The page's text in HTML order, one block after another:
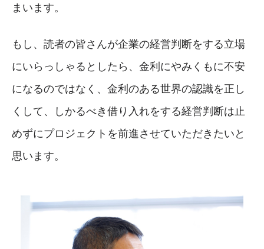
まいます。
もし、読者の皆さんが企業の経営判断をする立場
にいらっしゃるとしたら、金利にやみくもに不安
になるのではなく、金利のある世界の認識を正し
くして、しかるべき借り入れをする経営判断は止
めずにプロジェクトを前進させていただきたいと
思います。